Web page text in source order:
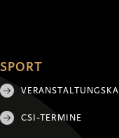
SPORT
CSI-TERMINE